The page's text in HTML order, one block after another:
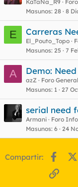
KaTaNa_R9
Masunos 28 8
E Carreras
El_Pouto_Topo
Masunos 25 7
A Demo:
azZ
Foro General
Masunos 1 27
serial need
Armani
Foro
Masunos 6 24
Compartir:
Enlace